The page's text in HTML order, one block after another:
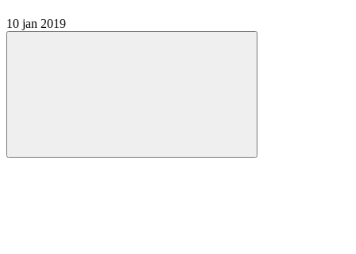
10 jan 2019
Compartilhar